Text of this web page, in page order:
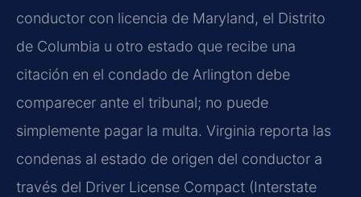
conductor con licencia de Maryland, el Distrito
de Columbia u otro estado que recibe una
citación en el condado de Arlington debe
comparecer ante el tribunal; no puede
simplemente pagar la multa. Virginia reporta las
condenas al estado de origen del conductor a
través del Driver License Compact (Interstate